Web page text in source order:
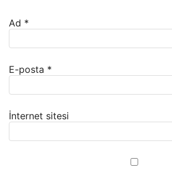
Ad *
E-posta *
İnternet sitesi